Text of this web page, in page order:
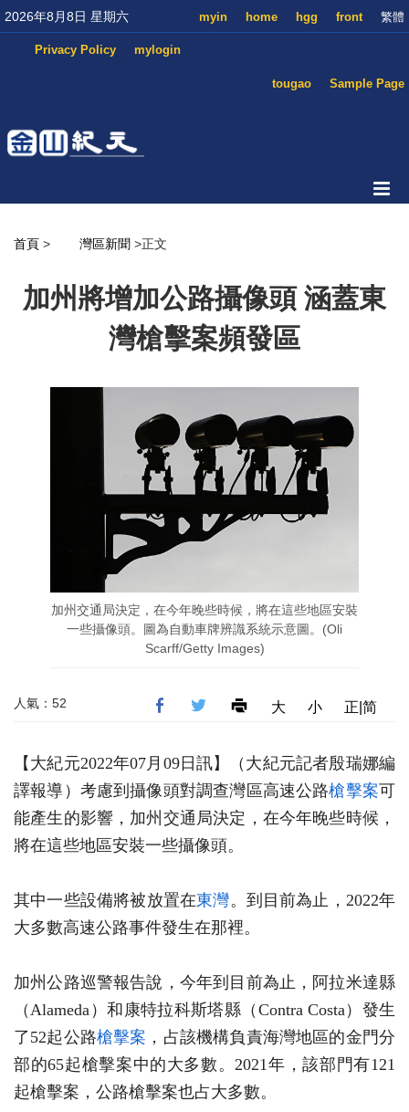
2026年8月8日 星期六 繁體
front
hgg
home
myin
mylogin
Privacy Policy
Sample Page
tougao
首頁 > 灣區新聞 >正文
加州將增加公路攝像頭 涵蓋東
灣槍擊案頻發區
加州交通局決定，在今年晚些時候，將在這些地區安裝
一些攝像頭。圖為自動車牌辨識系統示意圖。(Oli
Scarff/Getty Images)
人氣：52 大 小 正|简
【大紀元2022年07月09日訊】（大紀元記者殷瑞娜編
譯報導）考慮到攝像頭對調查灣區高速公路槍擊案可
能產生的影響，加州交通局決定，在今年晚些時候，
將在這些地區安裝一些攝像頭。
其中一些設備將被放置在東灣。到目前為止，2022年
大多數高速公路事件發生在那裡。
加州公路巡警報告說，今年到目前為止，阿拉米達縣
（Alameda）和康特拉科斯塔縣（Contra Costa）發生
了52起公路槍擊案 ，占該機構負責海灣地區的金門分
部的65起槍擊案中的大多數。2021年，該部門有121
起槍擊案，公路槍擊案也占大多數。